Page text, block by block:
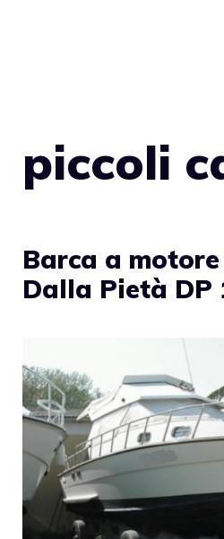
piccoli
Barca a
Dalla Pietà DP